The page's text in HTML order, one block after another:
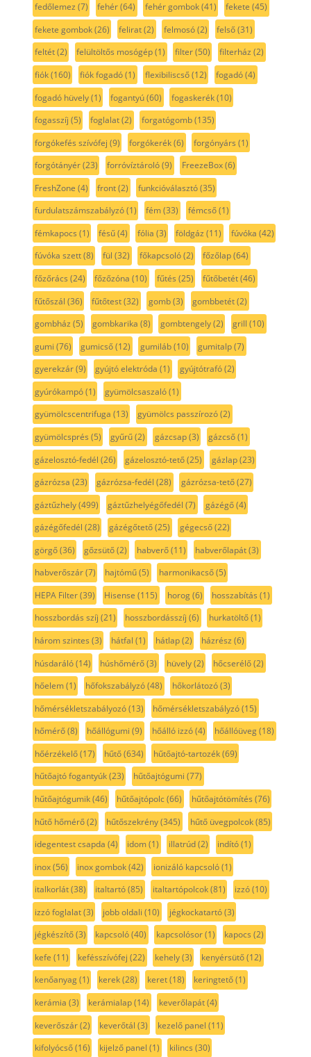
fedőlemez (7) fehér(64) fehér gombok(41) fekete (45)
fekete gombok(26) felirat(2) felmosó(2) felső(31)
feltét(2) felültöltős mosógép(1) filter(50) filterház (2)
fiók(160) fiók fogadó(1) flexibiliscső(12) fogadó(4)
fogadó hüvely(1) fogantyú(60) fogaskerék(10)
fogasszíj (5) foglalat(2) forgatógomb(135)
forgókefés szívófej (9) forgókerék(6) forgónyárs (1)
forgótányér(23) forróvíztároló(9) FreezeBox(6)
FreshZone (4) front(2) funkcióválasztó(35)
furdulatszámszabályzó(1) fém(33) fémcső(1)
fémkapocs (1) fésű(4) fólia (3) földgáz (11) fúvóka (42)
fúvóka szett(8) fül (32) főkapcsoló(2) főzőlap(64)
főzőrács (24) főzőzóna (10) fűtés (25) fűtőbetét(46)
fűtőszál (36) fűtőtest(32) gomb(3) gombbetét(2)
gombház (5) gombkarika (8) gombtengely(2) grill (10)
gumi (76) gumicső(12) gumiláb(10) gumitalp(7)
gyerekzár(9) gyújtó elektróda (1) gyújtótrafó(2)
gyúrókampó(1) gyümölcsaszaló(1)
gyümölcscentrifuga (13) gyümölcs passzírozó(2)
gyümölcsprés (5) gyűrű(2) gázcsap(3) gázcső(1)
gázelosztó-fedél (26) gázelosztó-tető(25) gázlap(23)
gázrózsa (23) gázrózsa-fedél (28) gázrózsa-tető(27)
gáztűzhely(499) gáztűzhelyégőfedél (7) gázégő(4)
gázégőfedél (28) gázégőtető(25) gégecső(22)
görgő(36) gőzsütő(2) habverő(11) habverőlapát(3)
habverőszár(7) hajtómű(5) harmonikacső(5)
HEPA Filter(39) Hisense (115) horog(6) hosszabítás (1)
hosszbordás szíj (21) hosszbordásszíj (6) hurkatöltő(1)
három szintes (3) hátfal (1) hátlap(2) házrész (6)
húsdaráló(14) húshőmérő(3) hüvely(2) hőcserélő(2)
hőelem(1) hőfokszabályzó(48) hőkorlátozó(3)
hőmérsékletszabályozó(13) hőmérsékletszabályzó(15)
hőmérő(8) hőállógumi (9) hőálló izzó(4) hőállóüveg(18)
hőérzékelő(17) hűtő(634) hűtőajtó-tartozék(69)
hűtőajtó fogantyúk(23) hűtőajtógumi (77)
hűtőajtógumik(46) hűtőajtópolc(66) hűtőajtótömítés (76)
hűtő hőmérő(2) hűtőszekrény(345) hűtő üvegpolcok(85)
idegentest csapda (4) idom(1) illatrúd(2) indító(1)
inox(56) inox gombok(42) ionizáló kapcsoló(1)
italkorlát(38) italtartó(85) italtartópolcok(81) izzó(10)
izzó foglalat(3) jobb oldali (10) jégkockatartó(3)
jégkészítő(3) kapcsoló(40) kapcsolósor(1) kapocs (2)
kefe (11) kefésszívófej (22) kehely(3) kenyérsütő(12)
kenőanyag(1) kerek(28) keret(18) keringtető(1)
kerámia (3) kerámialap(14) keverőlapát(4)
keverőszár(2) keverőtál (3) kezelő panel (11)
kifolyócső(16) kijelző panel (1) kilincs (30)